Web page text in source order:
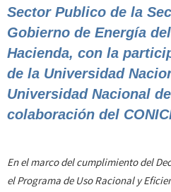
Sector Publico de la
Gobierno de Energía
Hacienda, con la
de la Universidad
Universidad Nacional
colaboración del
En el marco del cumplimiento del
el Programa de Uso Racional y